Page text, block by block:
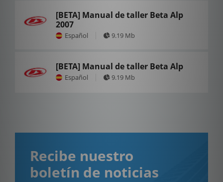
[BETA] Manual de taller Beta Alp
2007
Español 9.19 Mb
[BETA] Manual de taller Beta Alp
Español 9.19 Mb
Recibe nuestro
boletín de noticias